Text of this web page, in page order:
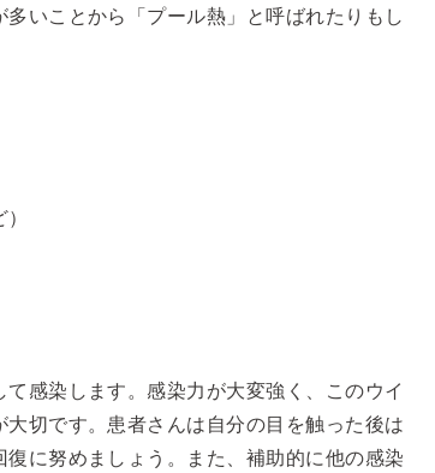
いことから「プール熱」と呼ばれたりもし
感染します。感染力が大変強く、このウイ
切です。患者さんは自分の目を触った後は
に努めましょう。また、補助的に他の感染